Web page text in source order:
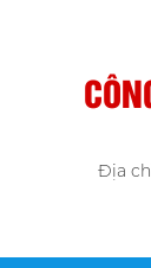
Địa